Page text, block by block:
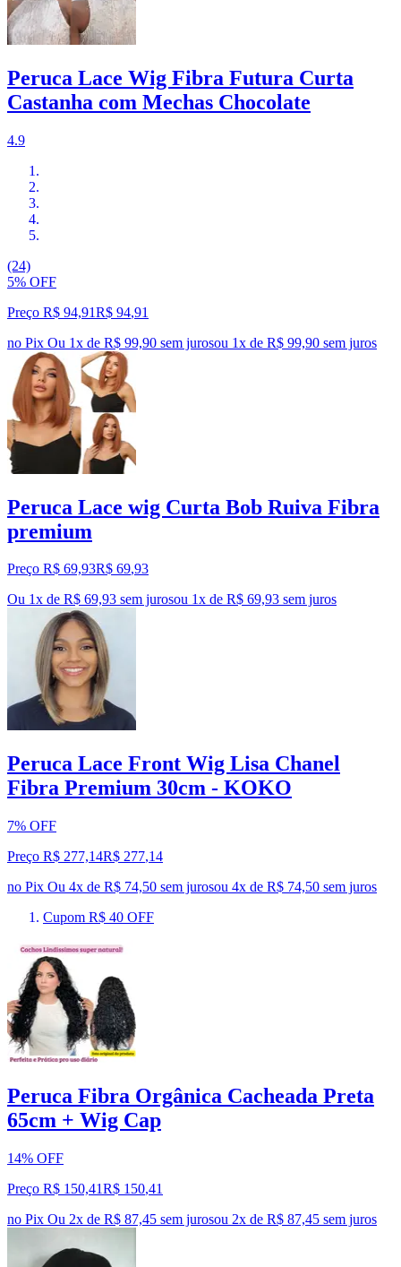
Peruca Lace Wig Fibra Futura Curta
Castanha com Mechas Chocolate
4.9
(24)
5% OFF
Preço R$ 94,91R$ 94,91
no Pix Ou 1x de R$ 99,90 sem jurosou 1x de R$ 99,90 sem juros
Peruca Lace wig Curta Bob Ruiva Fibra
premium
Preço R$ 69,93R$ 69,93
Ou 1x de R$ 69,93 sem jurosou 1x de R$ 69,93 sem juros
Peruca Lace Front Wig Lisa Chanel
Fibra Premium 30cm - KOKO
7% OFF
Preço R$ 277,14R$ 277,14
no Pix Ou 4x de R$ 74,50 sem jurosou 4x de R$ 74,50 sem juros
Cupom R$ 40 OFF
Peruca Fibra Orgânica Cacheada Preta
65cm + Wig Cap
14% OFF
Preço R$ 150,41R$ 150,41
no Pix Ou 2x de R$ 87,45 sem jurosou 2x de R$ 87,45 sem juros